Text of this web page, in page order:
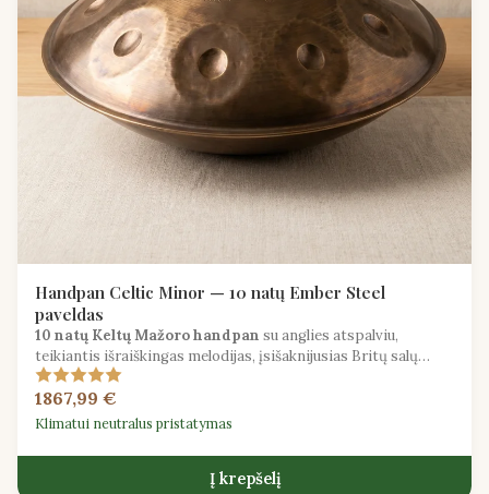
Handpan Celtic Minor — 10 natų Ember Steel
paveldas
10 natų Keltų Mažoro handpan su anglies atspalviu,
teikiantis išraiškingas melodijas, įsišaknijusias Britų salų
pasakojimo tradicijose.
1867,99 €
Klimatui neutralus pristatymas
Į krepšelį